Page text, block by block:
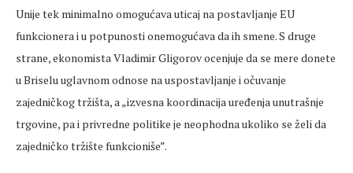
Unije tek minimalno omogućava uticaj na postavljanje EU
funkcionera i u potpunosti onemogućava da ih smene. S druge
strane, ekonomista Vladimir Gligorov ocenjuje da se mere donete
u Briselu uglavnom odnose na uspostavljanje i očuvanje
zajedničkog tržišta, a „izvesna koordinacija uređenja unutrašnje
trgovine, pa i privredne politike je neophodna ukoliko se želi da
zajedničko tržište funkcioniše”.